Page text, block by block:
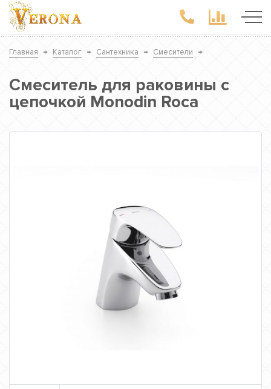
Главная → Каталог → Сантехника → Смесители →
Смеситель для раковины с
цепочкой Monodin Roca